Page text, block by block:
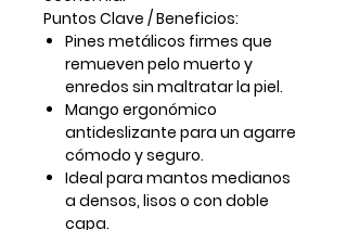
Puntos Clave / Beneficios:
Pines metálicos firmes que
remueven pelo muerto y
enredos sin maltratar la piel.
Mango ergonómico
antideslizante para un agarre
cómodo y seguro.
Ideal para mantos medianos
a densos, lisos o con doble
capa.